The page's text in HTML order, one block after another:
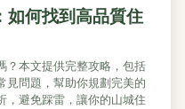
如何找到高品質住
？本文提供完整攻略，包括
見問題，幫助你規劃完美的
，避免踩雷，讓你的山城住